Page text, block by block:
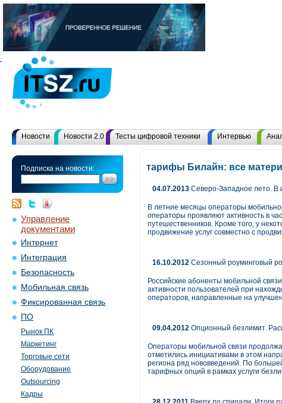
Новости Новости 2.0 Тесты цифровой техники Интервью
Подписка на новости:
Управление
документами
Интернет
Интеграция
Безопасность
Мобильная связь
Фиксированная связь
ПО
Рынок ПК
Маркетинг
Торговые сети
Оборудование
Outsourcing
Кадры
тарифы Билайн: все
04.07.2013 Северо-Западное лето. В
В летние месяцы операторы
операторы проявляют активность в
путешественников. Кроме того, у
продвижение услуг совместно с
16.10.2012 Сезонный роуминговый
Российские абоненты мобильной
активности пользователей при
операторов, направленные на
09.04.2012 Опционный безлимит.
Операторы мобильной связи
отметились инициативами в этом
региона ряд нововведений. По
тарифных опций в рамках услуги